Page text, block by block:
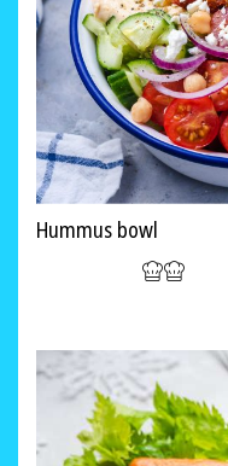
Hummus bowl